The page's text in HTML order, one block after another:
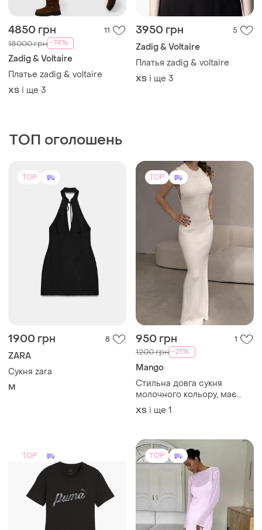
4850 грн 11
18000 грн -74%
Zadig & Voltaire
Платье zadig & voltaire
ХS і ще 3
3950 грн 5
Zadig & Voltaire
Платья zadig & voltaire
ХS і ще 3
ТОП оголошень
TOP
1900 грн 8
ZARA
Сукня zara
M
TOP
950 грн 1
1200 грн -21%
Mango
Стильна довга сукня
молочного кольору, має
відкриту спинку, фактурну
вʼязку. розмір : xs,s( гарно
ХS і ще 1
TOP TOP